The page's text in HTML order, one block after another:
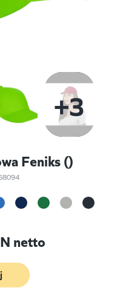
+3
Feniks ()
netto